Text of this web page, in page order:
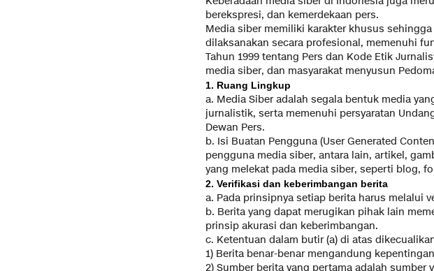
berekspresi, dan kemerdekaan pers.
Media siber memiliki karakter khusus
dilaksanakan secara profesional, memenuhi
Tahun 1999 tentang Pers dan Kode Etik
media siber, dan masyarakat menyusun
1. Ruang Lingkup
a. Media Siber adalah segala bentuk media
jurnalistik, serta memenuhi persyaratan
Dewan Pers.
b. Isi Buatan Pengguna (User Generated
pengguna media siber, antara lain, artikel,
yang melekat pada media siber, seperti blog,
2. Verifikasi dan keberimbangan berita
a. Pada prinsipnya setiap berita harus melalui
b. Berita yang dapat merugikan pihak lain
prinsip akurasi dan keberimbangan.
c. Ketentuan dalam butir (a) di atas
1) Berita benar-benar mengandung
2) Sumber berita yang pertama adalah